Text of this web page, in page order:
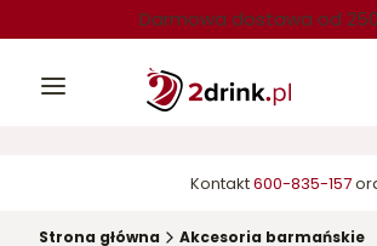
Darmowa dostawa od 250
Menu
Kontakt600-835-157
Strona główna Akcesoria barmańskie